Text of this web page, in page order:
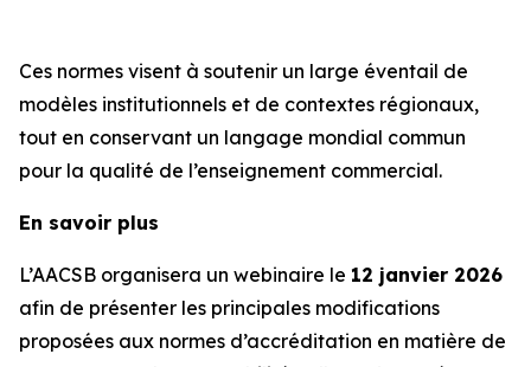
Ces normes visent à soutenir un large éventail de
modèles institutionnels et de contextes régionaux,
tout en conservant un langage mondial commun
pour la qualité de l’enseignement commercial.
En savoir plus
L’AACSB organisera un webinaire le 12 janvier 2026
afin de présenter les principales modifications
proposées aux normes d’accréditation en matière de